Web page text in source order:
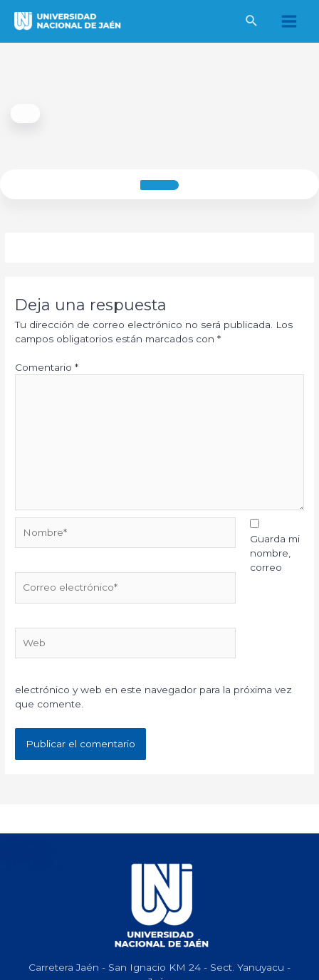
Main
Deja una respuesta
Tu dirección de correo electrónico no será publicada.
Los
campos obligatorios están marcados con*
Comentario*
electrónico*
Guarda mi
nombre,
correo
electrónico y web en este navegador para la próxima vez
que comente.
Carretera Jaén - San Ignacio KM 24 - Sect. Yanuyacu -